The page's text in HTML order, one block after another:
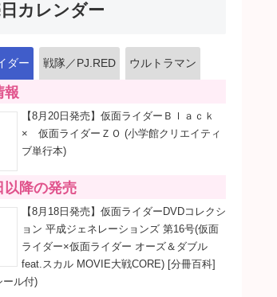
カレンダー
ダー 戦隊／PJ.RED ウルトラマン
報
【8月20日発売】仮面ライダーＢｌａｃｋ
× 仮面ライダーＺＯ (小学館クリエイティ
ブ単行本)
以降の発売
【8月18日発売】仮面ライダーDVDコレクシ
ョン 平成ジェネレーションズ 第16号(仮面
ライダー×仮面ライダー オーズ＆ダブル
feat.スカル MOVIE大戦CORE) [分冊百科]
ール付)